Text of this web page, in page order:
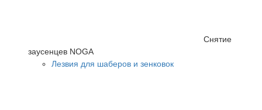
Снятие
заусенцев NOGA
Лезвия для шаберов и зенковок